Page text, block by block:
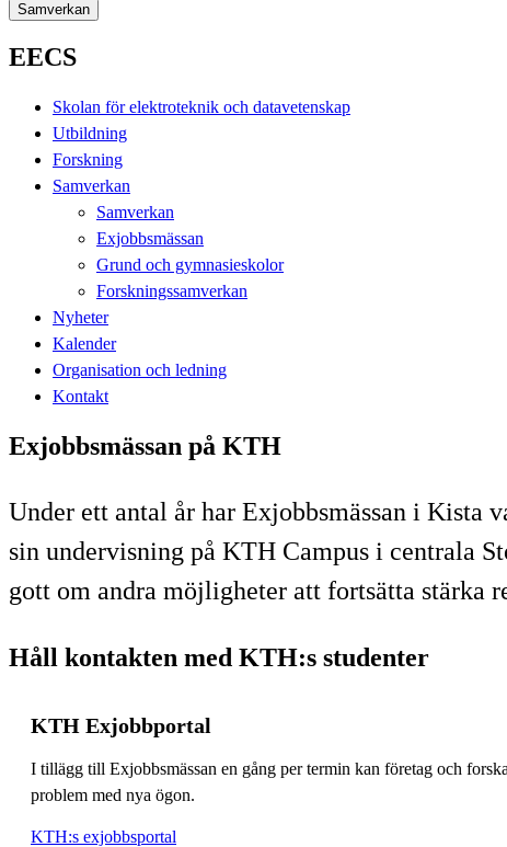
Samverkan
EECS
Skolan för elektroteknik och datavetenskap
Utbildning
Forskning
Samverkan
Samverkan
Exjobbsmässan
Grund och gymnasieskolor
Forskningssamverkan
Nyheter
Kalender
Organisation och ledning
Kontakt
Exjobbsmässan på KTH
Under ett antal år har Exjobbsmässan i Kista
sin undervisning på KTH Campus i centrala
gott om andra möjligheter att fortsätta stärka
Håll kontakten med KTH:s studenter
KTH Exjobbportal
I tillägg till Exjobbsmässan en gång per termin kan företag och
problem med nya ögon.
KTH:s exjobbsportal